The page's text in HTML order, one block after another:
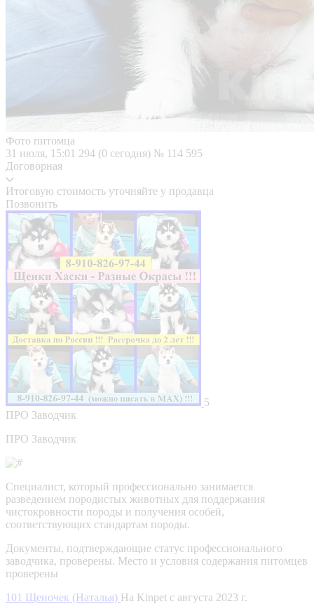
Фото питомца
31 июля, 15:01 294 (0 сегодня) № 114 595
Договорная
Итоговую стоимость уточняйте у продавца
Позвонить
5
ПРО Заводчик
ПРО Заводчик
Специалист, который профессионально занимается
разведением породистых животных для поддержания
чистокровности породы и получения особей,
соответствующих стандартам породы.
Документы, подтверждающие статус профессионального
заводчика, проверены. Место и условия содержания питомцев
проверены
101 Щеночек (Наталья) На Kinpet c августа 2023 г.